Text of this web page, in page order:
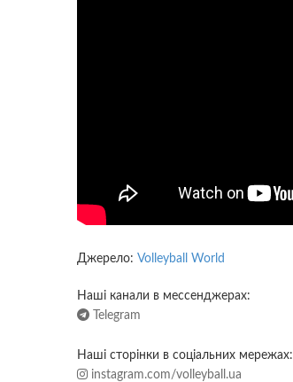
Джерело: Volleyball World
Наші канали в мессенджерах:
Telegram
Наші сторінки в соціальних мережах:
instagram.com/volleyball.ua